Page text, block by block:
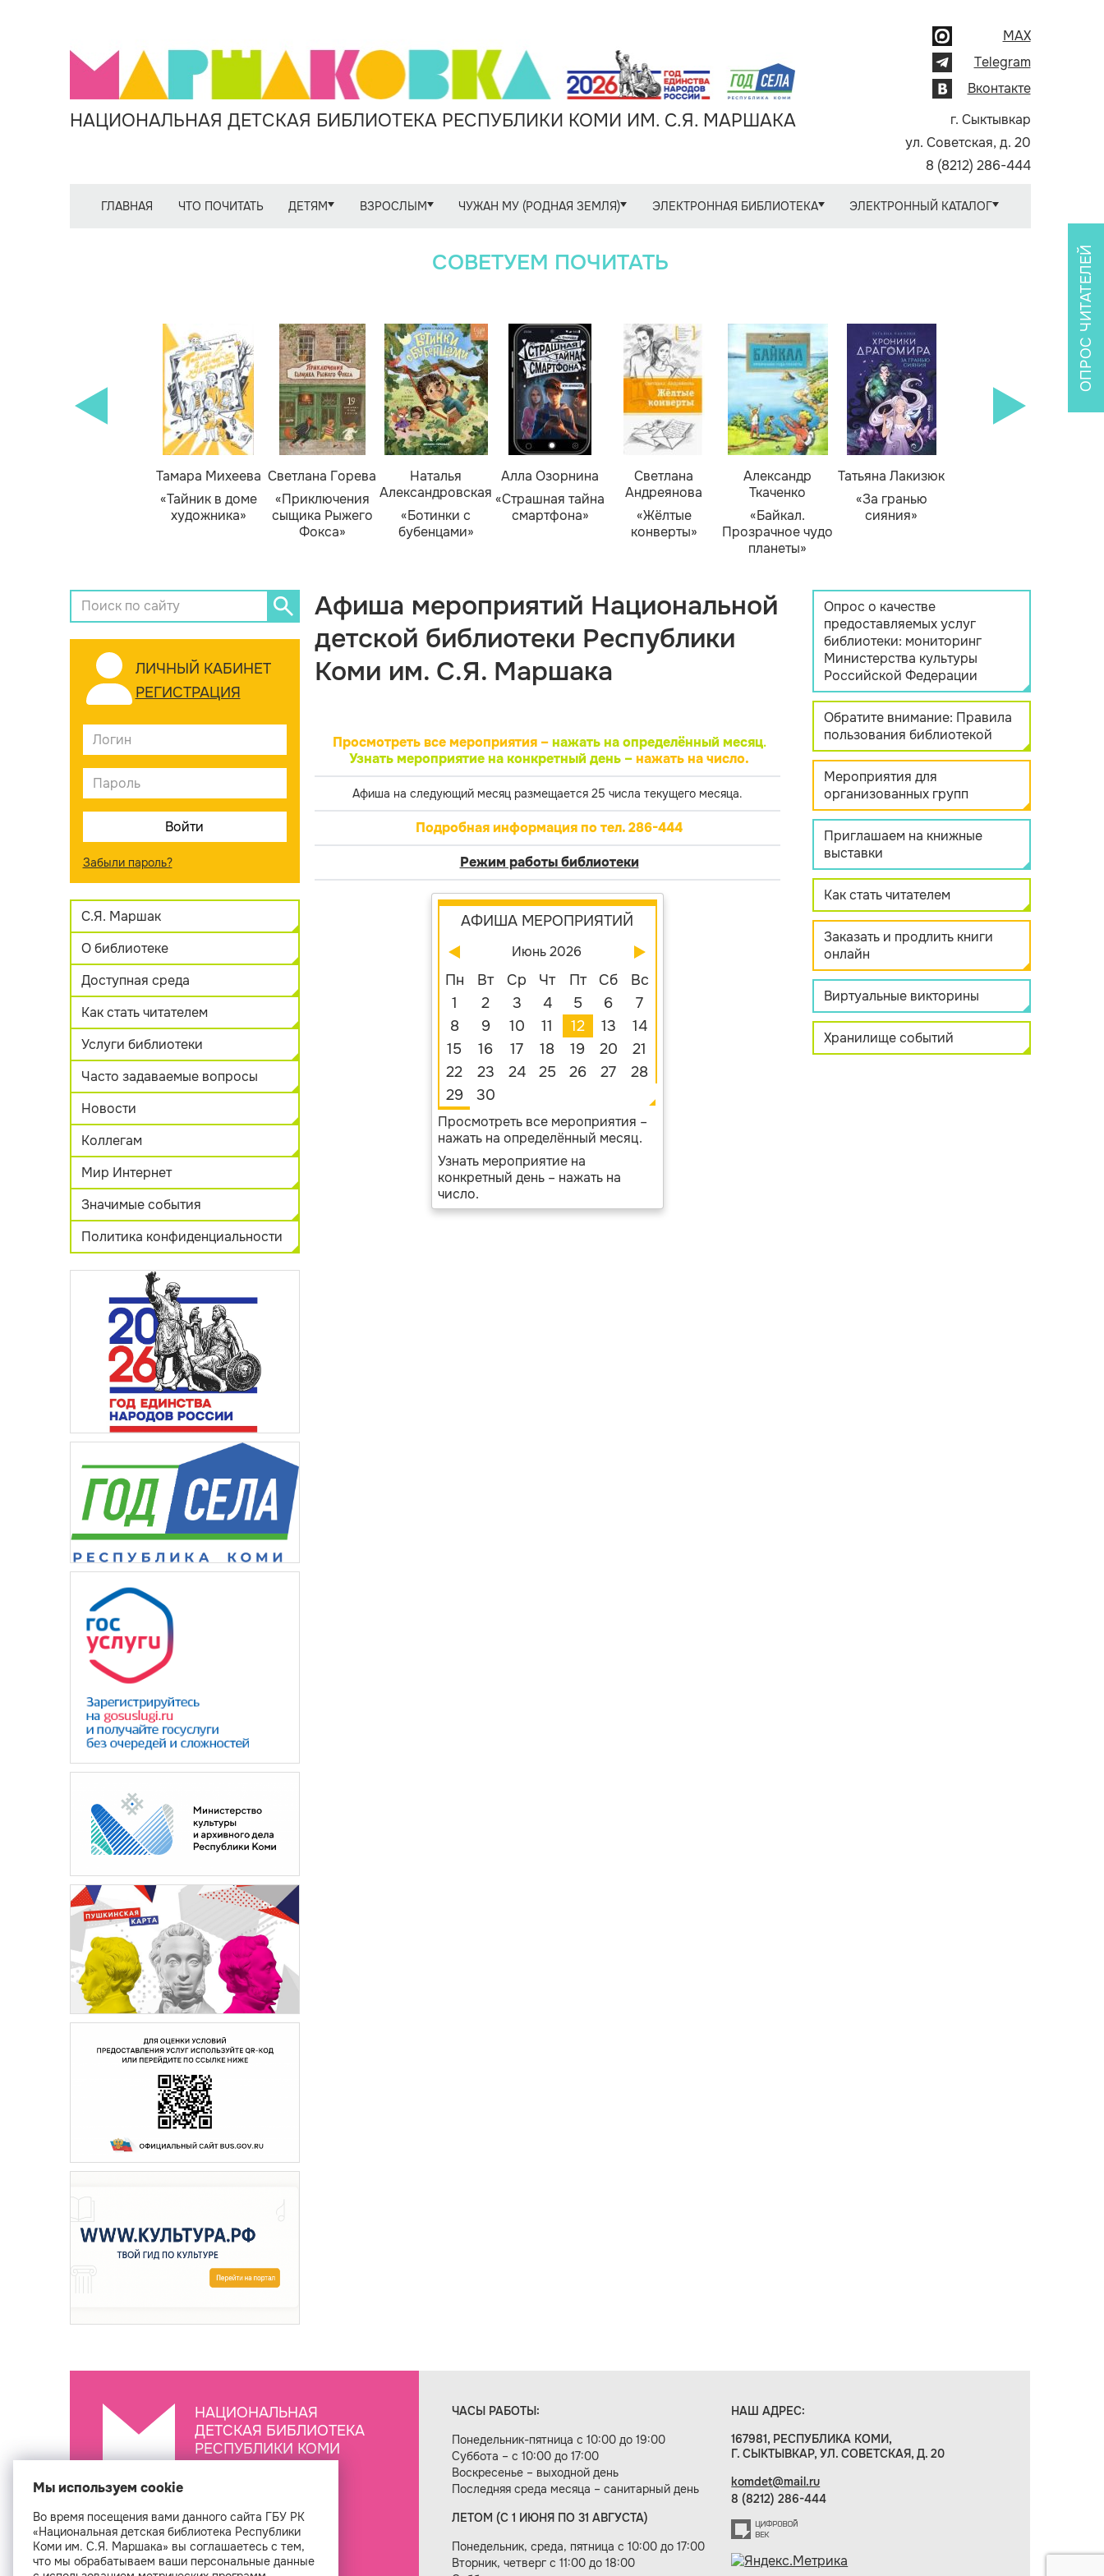
НАЦИОНАЛЬНАЯ ДЕТСКАЯ БИБЛИОТЕКА РЕСПУБЛИКИ КОМИ ИМ. С.Я. МАРШАКА
MAX
Telegram
Вконтакте
г. Сыктывкар
ул. Советская, д. 20
8 (8212) 286-444
ГЛАВНАЯ ЧТО ПОЧИТАТЬ ДЕТЯМ ВЗРОСЛЫМ ЧУЖАН МУ (РОДНАЯ ЗЕМЛЯ) ЭЛЕКТРОННАЯ БИБЛИОТЕКА ЭЛЕКТРОННЫЙ КАТАЛОГ
СОВЕТУЕМ ПОЧИТАТЬ
Тамара Михеева
«Тайник в доме
художника»
Светлана Горева
«Приключения
сыщика Рыжего
Фокса»
Наталья
Александровская
«Ботинки с
бубенцами»
Алла Озорнина
«Страшная тайна
смартфона»
Светлана
Андреянова
«Жёлтые
конверты»
Александр
Ткаченко
«Байкал.
Прозрачное чудо
планеты»
Татьяна Лакизюк
«За гранью
сияния»
ЛИЧНЫЙ КАБИНЕТ
РЕГИСТРАЦИЯ
Забыли пароль?
С.Я. Маршак
О библиотеке
Доступная среда
Как стать читателем
Услуги библиотеки
Часто задаваемые вопросы
Новости
Коллегам
Мир Интернет
Значимые события
Политика конфиденциальности
Афиша мероприятий Национальной
детской библиотеки Республики
Коми им. С.Я. Маршака
Просмотреть все мероприятия – нажать на определённый месяц.
Узнать мероприятие на конкретный день –нажать на число.
Афиша на следующий месяц размещается 25 числа текущего месяца.
Подробная информация по тел. 286-444
Режим работы библиотеки
АФИША МЕРОПРИЯТИЙ
Июнь 2026
Пн Вт Ср Чт Пт Сб
Вс
1
2 3 4 5 6
7
8
9 10 11 12 13
14
15
16 17 18 19 20
21
22
23 24 25 26 27
28
29
30
Просмотреть все мероприятия –
нажать на определённый месяц.
Узнать мероприятие на
конкретный день – нажать на
число.
ОПРОС ЧИТАТЕЛЕЙ
Опрос о качестве
предоставляемых услуг
библиотеки: мониторинг
Министерства культуры
Российской Федерации
Обратите внимание: Правила
пользования библиотекой
Мероприятия для
организованных групп
Приглашаем на книжные
выставки
Как стать читателем
Заказать и продлить книги
онлайн
Виртуальные викторины
Хранилище событий
НАЦИОНАЛЬНАЯ
ДЕТСКАЯ БИБЛИОТЕКА
РЕСПУБЛИКИ КОМИ
ЧАСЫ РАБОТЫ:
Понедельник-пятница с 10:00 до 19:00
Суббота – с 10:00 до 17:00
Воскресенье – выходной день
Последняя среда месяца – санитарный день
ЛЕТОМ (С 1 ИЮНЯ ПО 31 АВГУСТА)
Понедельник, среда, пятница с 10:00 до 17:00
Вторник, четверг с 11:00 до 18:00
НАШ АДРЕС:
167981, РЕСПУБЛИКА КОМИ,
Г. СЫКТЫВКАР, УЛ. СОВЕТСКАЯ, Д. 20
komdet@mail.ru
8 (8212) 286-444
Создание сайта — веб-студия «Цифровой век»
Мы используем cookie
Во время посещения вами данного сайта ГБУ РК
«Национальная детская библиотека Республики
Коми им. С.Я. Маршака» вы соглашаетесь с тем,
что мы обрабатываем ваши персональные данные